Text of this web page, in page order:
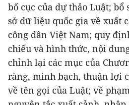
bố cục của dự thảo Luật;
sở dữ liệu quốc gia về xuất
công dân Việt Nam; quy
chiếu và hình thức, nội
chỉnh lại các mục của
ràng, minh bạch, thuận lợi
về tên gọi của Luật; về